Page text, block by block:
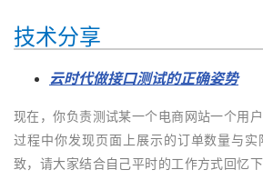
技术分享
云时代做接口测试的正确姿势
现在，你负责测试某一个电商网站一个用
过程中你发现页面上展示的订单数量与
致，请大家结合自己平时的工作方式回忆